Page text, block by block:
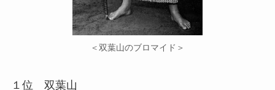
＜双葉山のブロマイド＞
１位 双葉山